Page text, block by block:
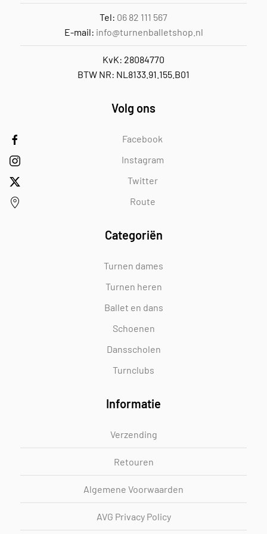
Tel: 06 82 111 567
E-mail: info@turnenballetshop.nl
KvK: 28084770
BTW NR: NL8133.91.155.B01
Volg ons
Facebook
Instagram
Twitter
Route
Categoriën
Turnen dames
Turnen heren
Ballet en dans
Schoenen
Dansscholen
Turnclubs
Informatie
Verzending
Retouren
Algemene Voorwaarden
AVG Privacy Policy